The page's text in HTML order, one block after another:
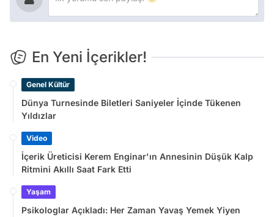
En Yeni İçerikler!
Genel Kültür
Dünya Turnesinde Biletleri Saniyeler İçinde Tükenen
Yıldızlar
Video
İçerik Üreticisi Kerem Enginar'ın Annesinin Düşük Kalp
Ritmini Akıllı Saat Fark Etti
Yaşam
Psikologlar Açıkladı: Her Zaman Yavaş Yemek Yiyen